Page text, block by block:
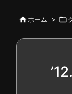
 ホーム > 